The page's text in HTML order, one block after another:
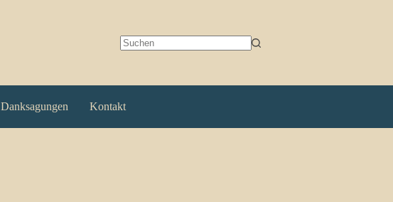
Danksagungen Kontakt